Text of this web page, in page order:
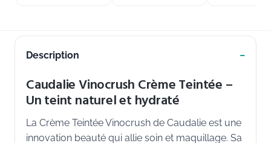
Description
Caudalie Vinocrush Crème Teintée –
Un teint naturel et hydraté
La Crème Teintée Vinocrush de Caudalie est une
innovation beauté qui allie soin et maquillage. Sa